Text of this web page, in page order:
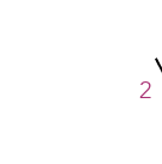
2